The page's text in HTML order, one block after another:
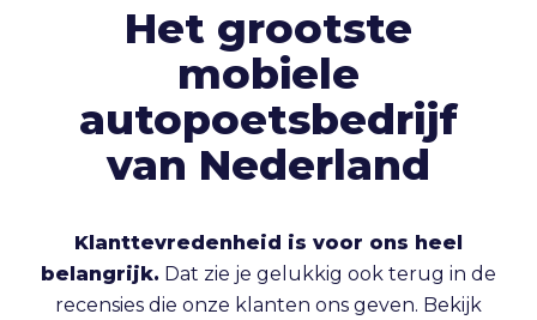
Het grootste
mobiele
autopoetsbedrijf
van Nederland
Klanttevredenheid is voor ons heel
belangrijk. Dat zie je gelukkig ook terug in de
recensies die onze klanten ons geven. Bekijk